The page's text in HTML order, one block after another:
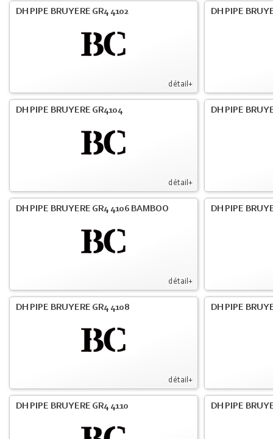
détail+
DH PIPE BRUYERE GR4 4102 DH PIPE
détail+
DH PIPE BRUYERE GR4104 DH PIPE
détail+
DH PIPE BRUYERE GR4 4106 BAMBOO DH PIPE
détail+
DH PIPE BRUYERE GR4 4108 DH PIPE
DH PIPE BRUYERE GR4 4110 DH PIPE